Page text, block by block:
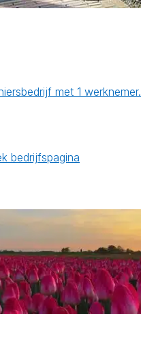
met 1
bedrijfspagina